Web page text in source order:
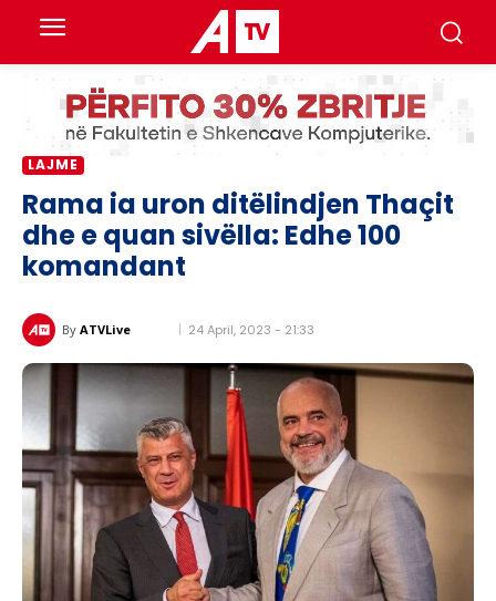
LAJME
Rama ia uron ditëlindjen Thaçit
dhe e quan sivëlla: Edhe 100
komandant
By ATVLive 24 April, 2023 - 21:33